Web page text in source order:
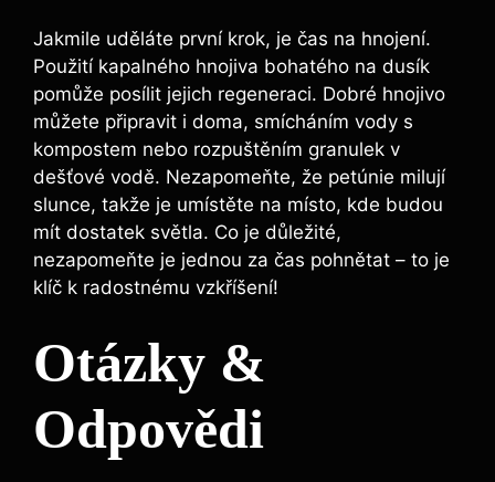
Jakmile uděláte první krok, je čas na hnojení.
Použití kapalného hnojiva bohatého na dusík
pomůže posílit jejich regeneraci. Dobré hnojivo
můžete připravit i doma, smícháním vody s
kompostem nebo rozpuštěním granulek v
dešťové vodě. Nezapomeňte, že petúnie milují
slunce, takže je umístěte na místo, kde budou
mít dostatek světla. Co je důležité,
nezapomeňte je jednou za čas pohnětat – to je
klíč k radostnému vzkříšení!
Otázky &
Odpovědi